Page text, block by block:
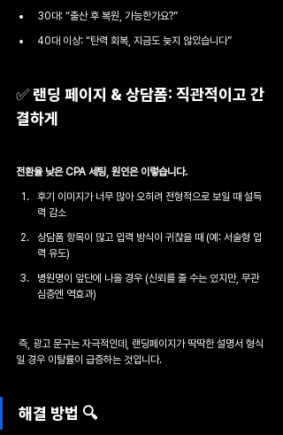
30대: “출산 후 복원, 가능한가요?”
40대 이상: “탄력 회복, 지금도 늦지 않았습니다”
﻿✅ 랜딩 페이지 & 상담폼: 직관적이고 간
결하게
전환율 낮은 CPA 세팅, 원인은 이렇습니다.
후기 이미지가 너무 많아 오히려 전형적으로 보일 때 설득
력 감소
상담폼 항목이 많고 입력 방식이 귀찮을 때 (예: 서술형 입
력 유도)
병원명이 앞단에 나올 경우 (신뢰를 줄 수는 있지만, 무관
심층엔 역효과)
즉, 광고 문구는 자극적인데, 랜딩페이지가 딱딱한 설명서 형식
일 경우 이탈률이 급증하는 것입니다.
해결 방법 🔍